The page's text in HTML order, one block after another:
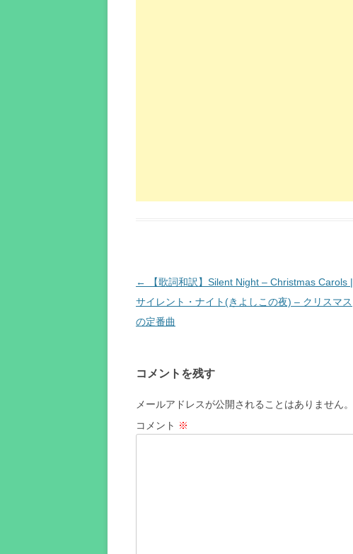
投
稿
ナ
ー
シ
ョ
←
【歌詞和訳】Silent Night – Christmas Carols |
サイレント・ナイト(きよしこの夜) – クリスマス
の定番曲
コメントを残す
メールアドレスが公開されることはありません。
コメント ※